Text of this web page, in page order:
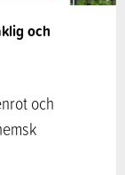
och
och